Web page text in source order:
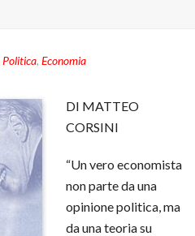
, Economia
DI MATTEO
CORSINI
“Un vero economista
non parte da una
opinione politica, ma
da una teoria su